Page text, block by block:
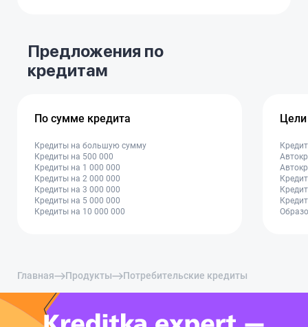
Предложения по
кредитам
По сумме кредита
Кредиты на большую сумму
Кредиты на 500 000
Кредиты на 1 000 000
Кредиты на 2 000 000
Кредиты на 3 000 000
Кредиты на 5 000 000
Кредиты на 10 000 000
Главная Продукты Потребительские кредиты